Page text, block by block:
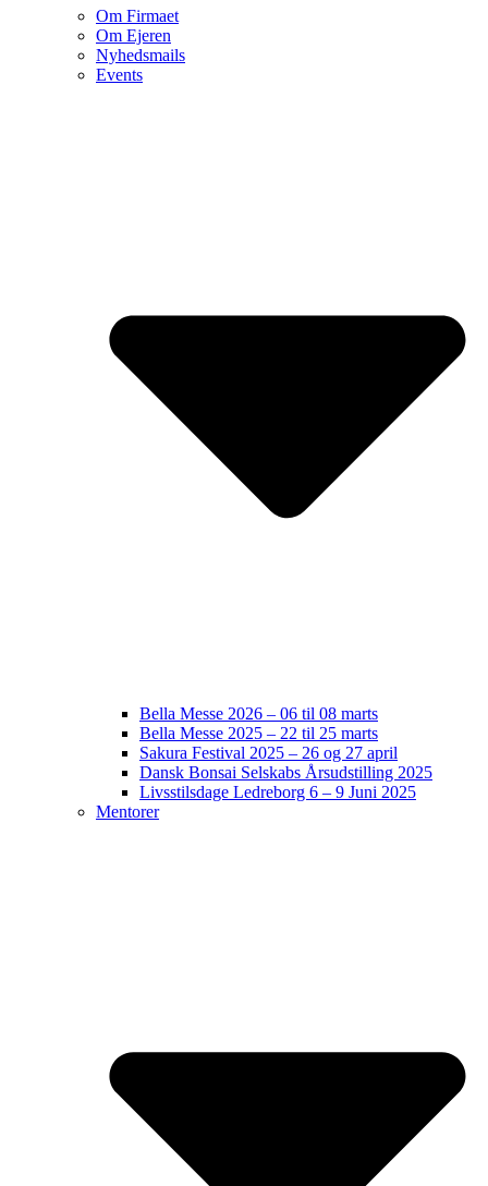
Om Firmaet
Om Ejeren
Nyhedsmails
Events
Bella Messe 2026 – 06 til 08 marts
Bella Messe 2025 – 22 til 25 marts
Sakura Festival 2025 – 26 og 27 april
Dansk Bonsai Selskabs Årsudstilling 2025
Livsstilsdage Ledreborg 6 – 9 Juni 2025
Mentorer